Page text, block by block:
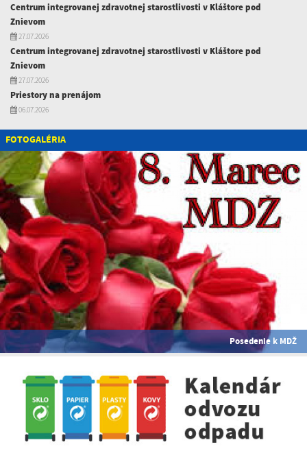
Centrum integrovanej zdravotnej starostlivosti v Kláštore pod
Znievom
27.07.2026
Centrum integrovanej zdravotnej starostlivosti v Kláštore pod
Znievom
27.07.2026
Priestory na prenájom
06.07.2026
FOTOGALÉRIA
Posedenie k MDŽ